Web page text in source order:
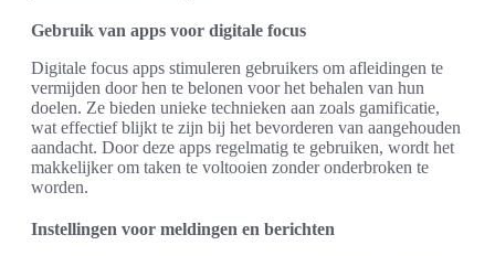
Gebruik van apps voor digitale focus
Digitale focus apps stimuleren gebruikers om afleidingen te
vermijden door hen te belonen voor het behalen van hun
doelen. Ze bieden unieke technieken aan zoals gamificatie,
wat effectief blijkt te zijn bij het bevorderen van aangehouden
aandacht. Door deze apps regelmatig te gebruiken, wordt het
makkelijker om taken te voltooien zonder onderbroken te
worden.
Instellingen voor meldingen en berichten